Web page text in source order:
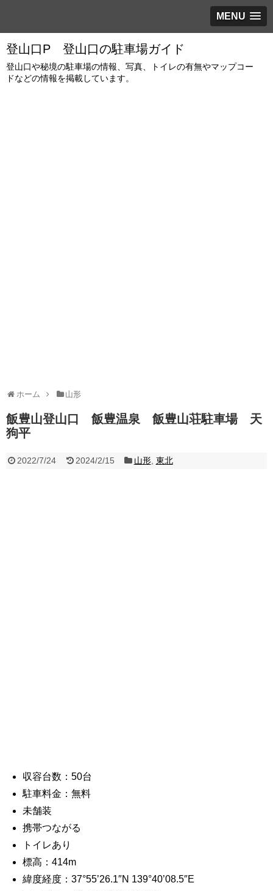
MENU
登山口P 登山口の駐車場ガイド
登山口や秘境の駐車場の情報、写真、トイレの有無やマップコー
ドなどの情報を掲載しています。
ホーム 山形
飯豊山登山口 飯豊温泉 飯豊山荘駐車場 天
狗平
2022/7/24 2024/2/15 山形, 東北
収容台数：50台
駐車料金：無料
未舗装
携帯つながる
トイレあり
標高：414m
緯度経度：37°55’26.1″N 139°40’08.5″E